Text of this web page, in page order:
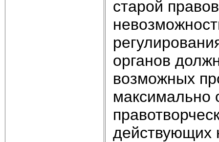
старой
органов
возможных
максимально
действующих